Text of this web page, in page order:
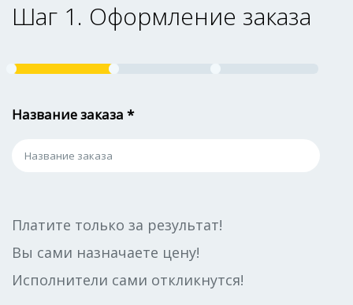
Шаг 1. Оформление заказа
Название заказа *
Платите только за результат!
Вы сами назначаете цену!
Исполнители сами откликнутся!